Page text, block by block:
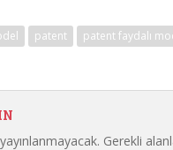
patent patent faydalı
Gerekli